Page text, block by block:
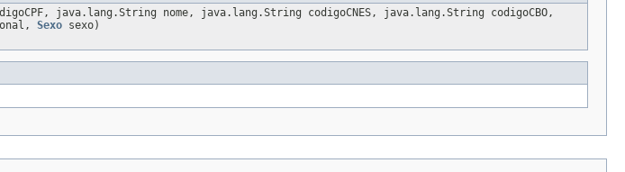
java.lang.String nome, java.lang.String codigoCNES, java.lang.String codigoCBO,
Sexo sexo)